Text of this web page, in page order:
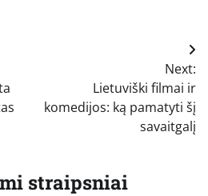
Next:
Lietuviški filmai ir
komedijos: ką pamatyti šį
savaitgalį
straipsniai